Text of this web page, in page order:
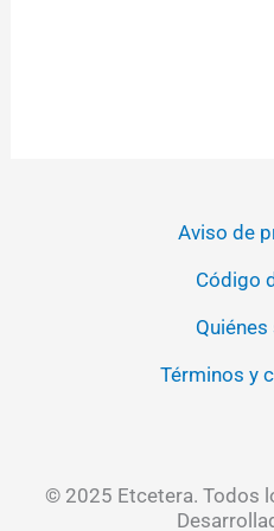
Aviso de
Código
Términos y
© 2025 Etcetera. Todos